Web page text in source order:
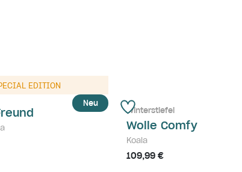
Neu
EDITION
Winterstiefel
Wolle Comfy
Koala
109,99 €